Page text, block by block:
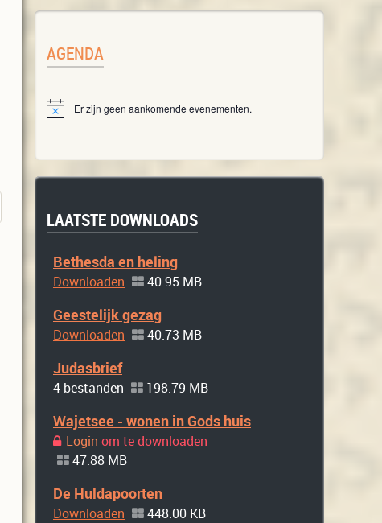
AGENDA
Er zijn geen aankomende evenementen.
LAATSTE DOWNLOADS
Bethesda en heling
Downloaden 40.95 MB
Geestelijk gezag
Downloaden 40.73 MB
Judasbrief
4 bestanden 198.79 MB
Wajetsee - wonen in Gods huis
Login om te downloaden
47.88 MB
De Huldapoorten
Downloaden 448.00 KB